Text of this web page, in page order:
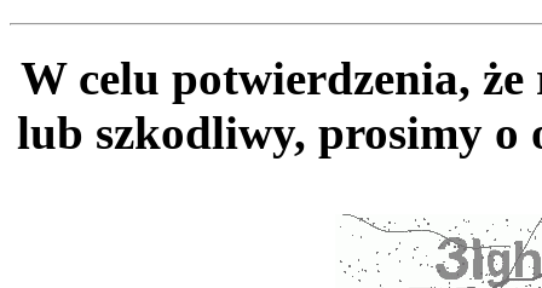
W celu potwierdzenia,
lub szkodliwy, prosimy o